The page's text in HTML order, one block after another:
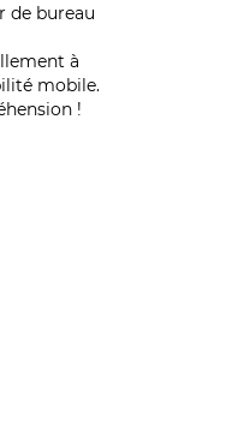
de bureau
à
mobile.
!